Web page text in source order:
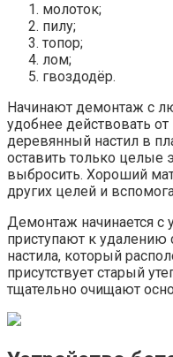
молоток;
пилу;
топор;
лом;
гвоздодёр.
Начинают демонтаж с
удобнее действовать
деревянный настил в
оставить только целые
выбросить. Хороший
других целей и
Демонтаж начинается с
приступают к удалению
настила, который
присутствует старый
тщательно очищают